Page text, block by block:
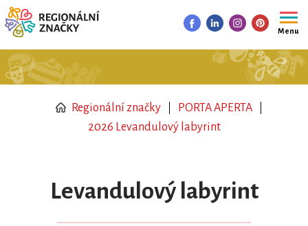
Menu
Regionální značky
PORTA APERTA
2026 Levandulový labyrint
Levandulový labyrint